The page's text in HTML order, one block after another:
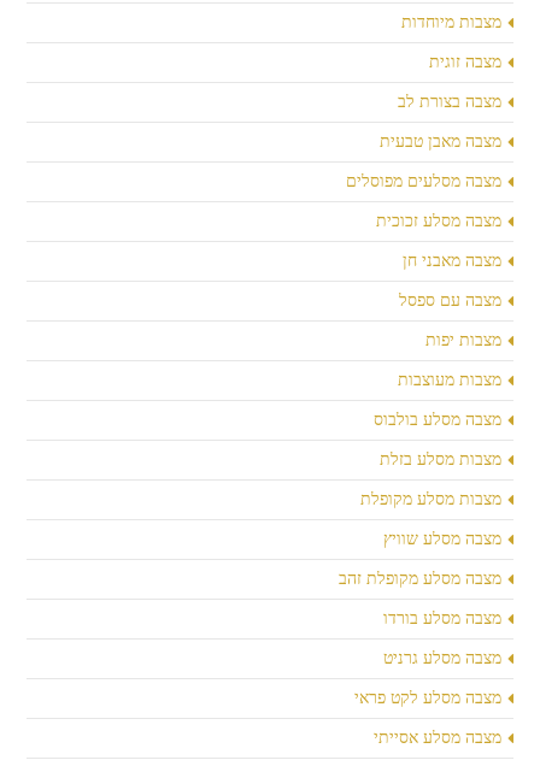
מצבות מיוחדות
מצבה זוגית
מצבה בצורת לב
מצבה מאבן טבעית
מצבה מסלעים מפוסלים
מצבה מסלע זכוכית
מצבה מאבני חן
מצבה עם ספסל
מצבות יפות
מצבות מעוצבות
מצבה מסלע בולבוס
מצבות מסלע בזלת
מצבות מסלע מקופלת
מצבה מסלע שוויץ
מצבה מסלע מקופלת זהב
מצבה מסלע בורדו
מצבה מסלע גרניט
מצבה מסלע לקט פראי
מצבה מסלע אסייתי